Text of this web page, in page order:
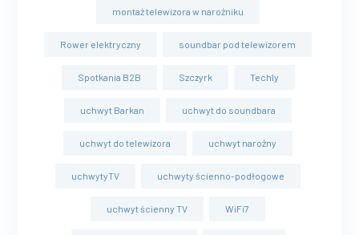
montaż telewizora w narożniku
Rower elektryczny soundbar pod telewizorem
Spotkania B2B Szczyrk Techly
uchwyt Barkan uchwyt do soundbara
uchwyt do telewizora uchwyt narożny
uchwytyTV uchwyty ścienno-podłogowe
uchwyt ścienny TV WiFi7